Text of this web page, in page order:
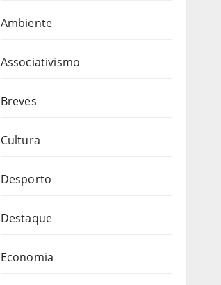
Ambiente
Associativismo
Breves
Cultura
Desporto
Destaque
Economia